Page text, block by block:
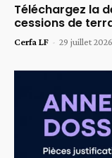
Téléchargez la
cessions de
Cerfa LF - 29 juillet 2026